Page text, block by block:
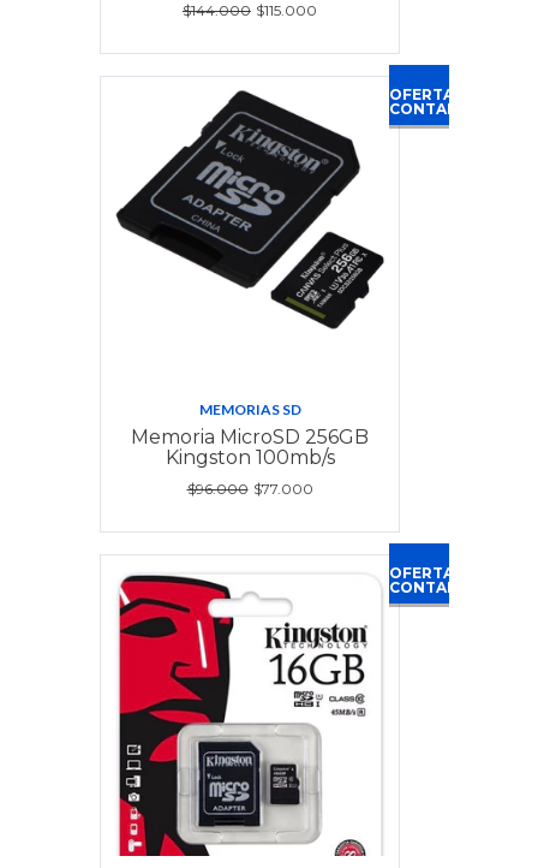
$144.000 $115.000
OFERTA
CONTADO
MEMORIAS SD
Memoria MicroSD 256GB
Kingston 100mb/s
$96.000 $77.000
OFERTA
CONTADO